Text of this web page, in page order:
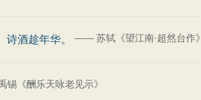
酒趁年华。 —— 苏轼《望江南·超然台作》
锡《酬乐天咏老见示》